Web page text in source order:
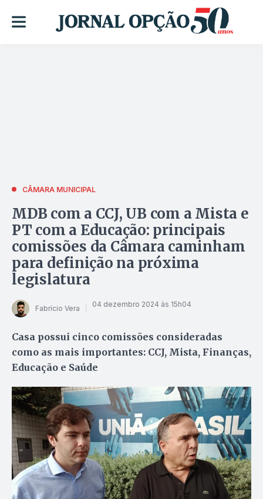
CÂMARA MUNICIPAL
MDB com a CCJ, UB com a Mista e
PT com a Educação: principais
comissões da Câmara caminham
para definição na próxima
legislatura
Fabrício Vera 04 dezembro 2024 às 15h04
Casa possui cinco comissões consideradas
como as mais importantes: CCJ, Mista, Finanças,
Educação e Saúde